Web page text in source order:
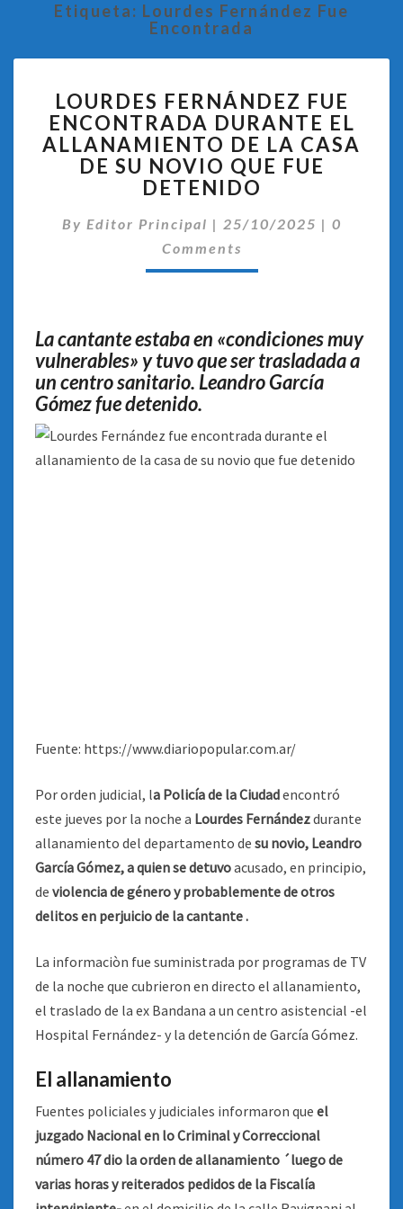
Etiqueta: Lourdes Fernández Fue
Encontrada
FERNÁNDEZ
FUE
ENCONTRADA
DURANTE
EL
ALLANAMIENTO
DE
QUE
FUE
DETENIDO
LOURDES FERNÁNDEZ FUE
ENCONTRADA DURANTE EL
ALLANAMIENTO DE LA CASA
DE SU NOVIO QUE FUE
DETENIDO
By Editor Principal | 25/10/2025 | 0
Comments
La cantante estaba en «condiciones muy
vulnerables» y tuvo que ser trasladada a
un centro sanitario. Leandro García
Gómez fue detenido.
Fuente: https://www.diariopopular.com.ar/
Por orden judicial, la Policía de la Ciudadencontró
este jueves por la noche a Lourdes Fernándezdurante
allanamiento del departamento de su novio, Leandro
García Gómez, a quien se detuvoacusado, en principio,
de violencia de género y probablemente de otros
delitos en perjuicio de la cantante .
La informaciòn fue suministrada por programas de TV
de la noche que cubrieron en directo el allanamiento,
el traslado de la ex Bandana a un centro asistencial -el
Hospital Fernández- y la detención de García Gómez.
El allanamiento
Fuentes policiales y judiciales informaron que el
juzgado Nacional en lo Criminal y Correccional
número 47 dio la orden de allanamiento ´luego de
varias horas y reiterados pedidos de la Fiscalía